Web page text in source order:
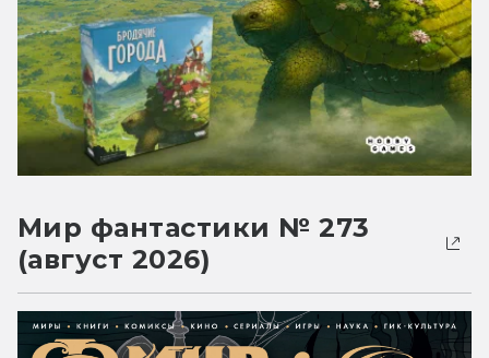
Мир фантастики № 273
(август 2026)